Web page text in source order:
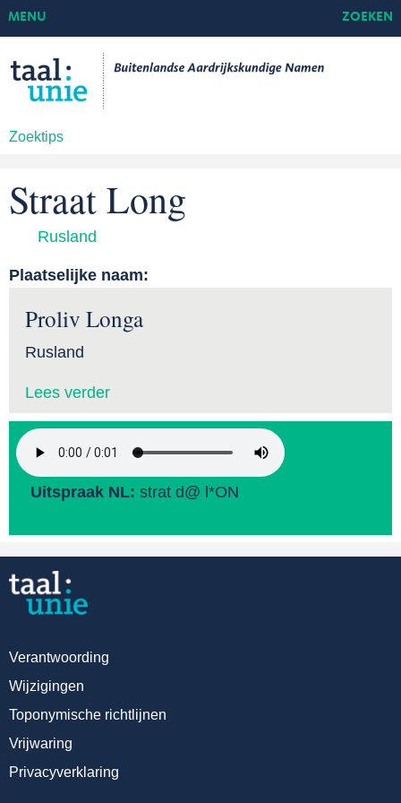
Zoektips
MENU ZOEKEN
Straat Long
Rusland
Plaatselijke naam:
Proliv Longa
Rusland
Lees verder
Uitspraak NL: strat d@ l*ON
Verantwoording
Wijzigingen
Toponymische richtlijnen
Vrijwaring
Privacyverklaring